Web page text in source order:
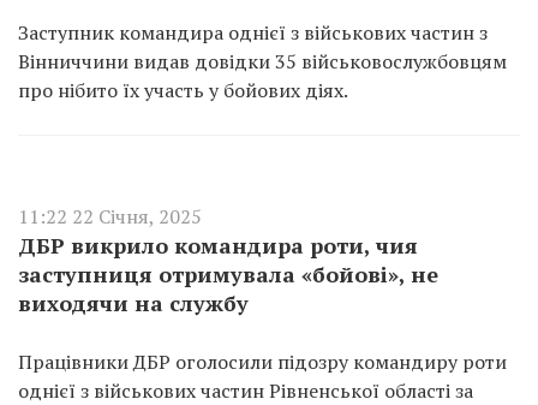
Заступник командира однієї з військових частин з
Вінниччини видав довідки 35 військовослужбовцям
про нібито їх участь у бойових діях.
11:22 22 Січня, 2025
ДБР викрило командира роти, чия
заступниця отримувала «бойові», не
виходячи на службу
Працівники ДБР оголосили підозру командиру роти
однієї з військових частин Рівненської області за